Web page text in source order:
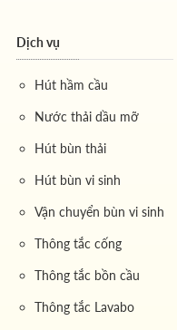
Dịch vụ
Hút hầm cầu
Nước thải dầu mỡ
Hút bùn thải
Hút bùn vi sinh
Vận chuyển bùn vi sinh
Thông tắc cống
Thông tắc bồn cầu
Thông tắc Lavabo